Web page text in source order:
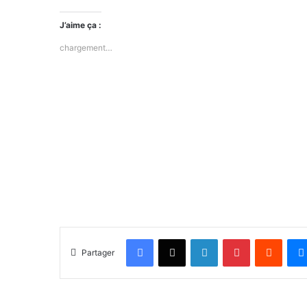
J’aime ça :
chargement…
Partager
FacebookX Linkedin PinterestReddit